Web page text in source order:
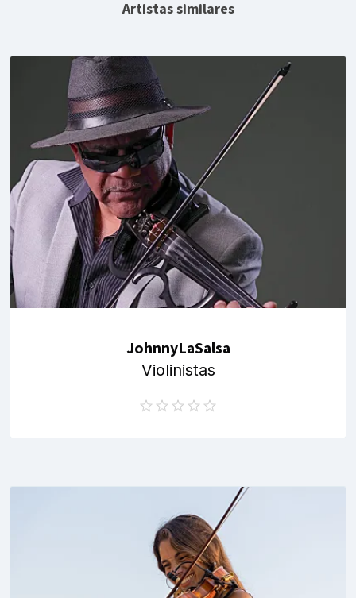
Artistas similares
JohnnyLaSalsa
Violinistas